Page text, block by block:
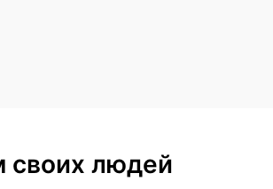
своих людей